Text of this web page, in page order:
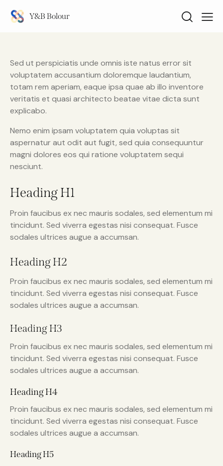
Y&B Bolour
Sed ut perspiciatis unde omnis iste natus error sit
voluptatem accusantium doloremque laudantium,
totam rem aperiam, eaque ipsa quae ab illo inventore
veritatis et quasi architecto beatae vitae dicta sunt
explicabo.
Nemo enim ipsam voluptatem quia voluptas sit
aspernatur aut odit aut fugit, sed quia consequuntur
magni dolores eos qui ratione voluptatem sequi
nesciunt.
Heading H1
Proin faucibus ex nec mauris sodales, sed elementum mi
tincidunt. Sed viverra egestas nisi consequat. Fusce
sodales ultrices augue a accumsan.
Heading H2
Proin faucibus ex nec mauris sodales, sed elementum mi
tincidunt. Sed viverra egestas nisi consequat. Fusce
sodales ultrices augue a accumsan.
Heading H3
Proin faucibus ex nec mauris sodales, sed elementum mi
tincidunt. Sed viverra egestas nisi consequat. Fusce
sodales ultrices augue a accumsan.
Heading H4
Proin faucibus ex nec mauris sodales, sed elementum mi
tincidunt. Sed viverra egestas nisi consequat. Fusce
sodales ultrices augue a accumsan.
Heading H5